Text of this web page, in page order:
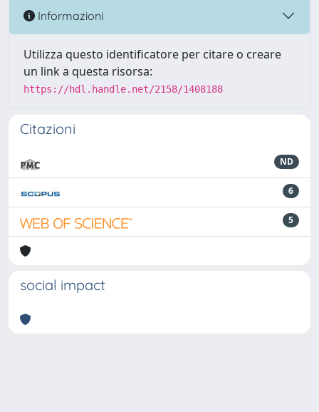
Informazioni
Utilizza questo identificatore per citare o creare
un link a questa risorsa:
https://hdl.handle.net/2158/1408188
Citazioni
ND
6
5
social impact